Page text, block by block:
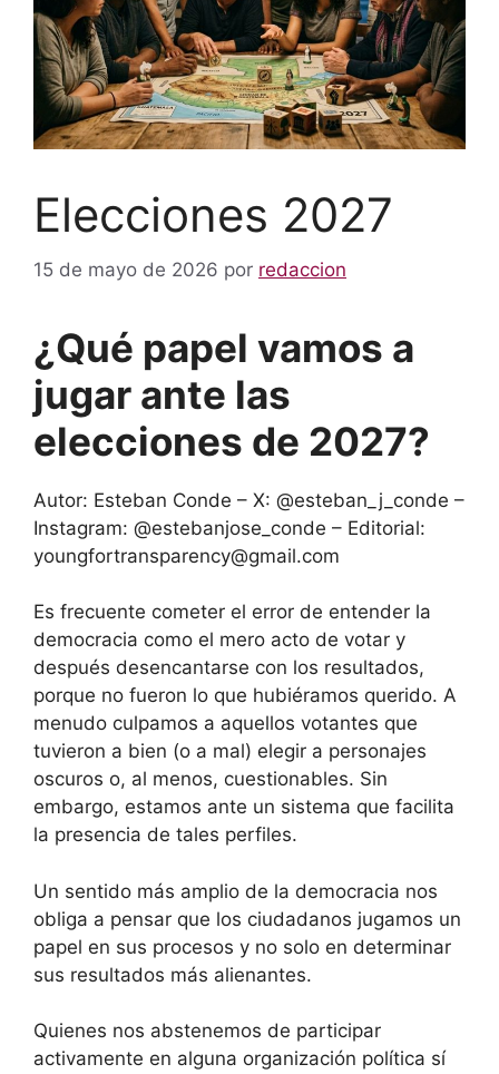
Elecciones 2027
15 de mayo de 2026 por redaccion
¿Qué papel vamos a
jugar ante las
elecciones de 2027?
Autor: Esteban Conde – X: @esteban_j_conde –
Instagram: @estebanjose_conde – Editorial:
youngfortransparency@gmail.com
Es frecuente cometer el error de entender la
democracia como el mero acto de votar y
después desencantarse con los resultados,
porque no fueron lo que hubiéramos querido. A
menudo culpamos a aquellos votantes que
tuvieron a bien (o a mal) elegir a personajes
oscuros o, al menos, cuestionables. Sin
embargo, estamos ante un sistema que facilita
la presencia de tales perfiles.
Un sentido más amplio de la democracia nos
obliga a pensar que los ciudadanos jugamos un
papel en sus procesos y no solo en determinar
sus resultados más alienantes.
Quienes nos abstenemos de participar
activamente en alguna organización política sí